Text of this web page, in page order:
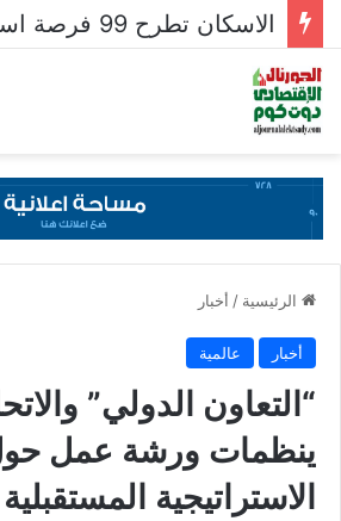
الرئيسية / أخبار
أخبار عالمية
“التعاون الدولي”
ينظمات ورشة عمل
الاستراتيجية